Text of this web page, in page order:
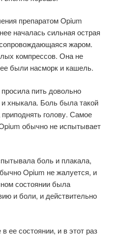
препаратом Opium
началась сильная острая
жаром.
компрессов. Она не
были насморк и кашель.
пить довольно
хныкала. Боль была такой
голову. Самое
обычно не испытывает
боль и плакала,
Opium не жалуется, и
состоянии была
и боли, и действительно
ее состоянии, и в этот раз